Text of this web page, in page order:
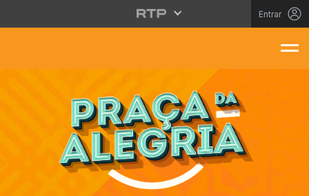
Saltar para o conteúdo principal
Entrar